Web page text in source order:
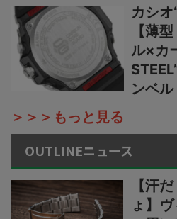
カシ
【薄
ル×カ
ンベ
＞＞＞もっと見る
OUTLINEニュース
【汗
ょ】